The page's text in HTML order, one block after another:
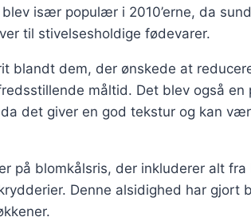
især populær i 2010’erne, da
til stivelsesholdige fødevarer.
blandt dem, der ønskede at
måltid. Det blev også
det giver en god tekstur og kan
på blomkålsris, der inkluderer alt
Denne alsidighed har gjort